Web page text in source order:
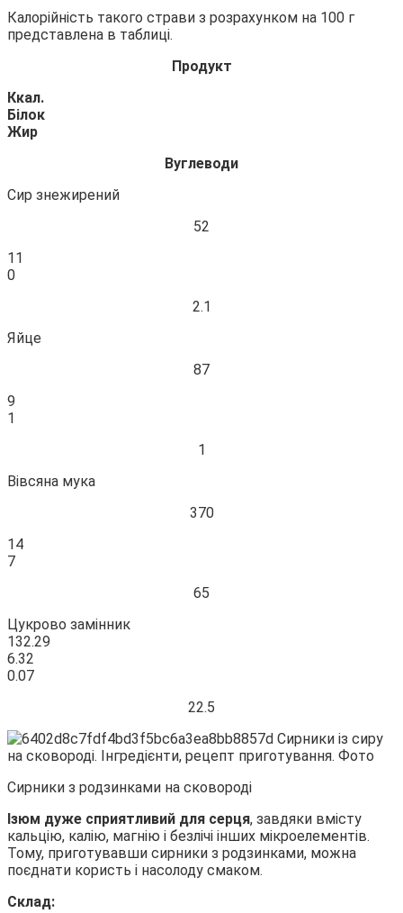
Калорійність такого страви з розрахунком на 100 г
представлена в таблиці.
Продукт
Ккал.
Білок
Жир
Вуглеводи
Сир знежирений
52
11
0
2.1
Яйце
87
9
1
1
Вівсяна мука
370
14
7
65
Цукрово замінник
132.29
6.32
0.07
22.5
Сирники з родзинками на сковороді
Ізюм дуже сприятливий для серця, завдяки вмісту
кальцію, калію, магнію і безлічі інших мікроелементів.
Тому, приготувавши сирники з родзинками, можна
поєднати користь і насолоду смаком.
Склад: